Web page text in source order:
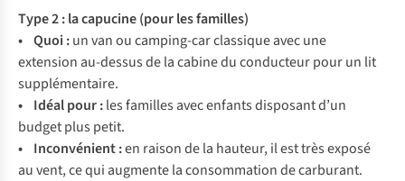
Type 2 : la capucine (pour les familles)
• Quoi :un van ou camping-car classique avec une
extension au-dessus de la cabine du conducteur pour un lit
supplémentaire.
• Idéal pour :les familles avec enfants disposant d’un
budget plus petit.
• Inconvénient :en raison de la hauteur, il est très exposé
au vent, ce qui augmente la consommation de carburant.